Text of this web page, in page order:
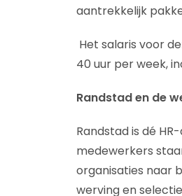
aantrekkelijk
Het salaris voor
40 uur per week,
Randstad en de
Randstad is dé
medewerkers
organisaties naar
werving en